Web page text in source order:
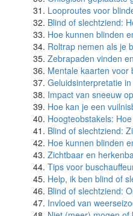
Looproutes voor
Blind of slechtziend:
Hoe kunnen blinden
Roltrap nemen als je
Zebrapaden vinden
Mentale kaarten voor
Geluidsinterpretatie
Impact van sneeuw
Hoe kan je een
Hoogteobstakels:
Blind of slechtziend:
Hoe kunnen blinden
Zichtbaar en
Tips voor
Help, ik ben blind of
Blind of slechtziend:
Invloed van